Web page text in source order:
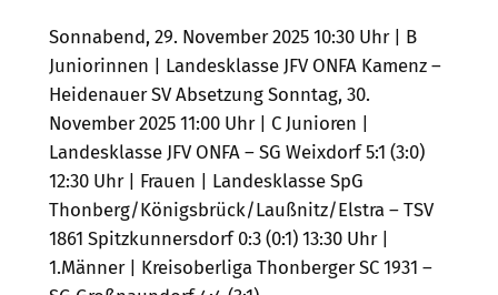
Sonnabend, 29. November 2025 10:30 Uhr | B
Juniorinnen | Landesklasse JFV ONFA Kamenz –
Heidenauer SV Absetzung Sonntag, 30.
November 2025 11:00 Uhr | C Junioren |
Landesklasse JFV ONFA – SG Weixdorf 5:1 (3:0)
12:30 Uhr | Frauen | Landesklasse SpG
Thonberg/Königsbrück/Laußnitz/Elstra – TSV
1861 Spitzkunnersdorf 0:3 (0:1) 13:30 Uhr |
1.Männer | Kreisoberliga Thonberger SC 1931 –